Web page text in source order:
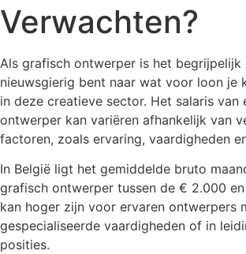
Verwachten?
Als grafisch ontwerper is het begrijpelijk
nieuwsgierig bent naar wat voor loon je
in deze creatieve sector. Het salaris van
ontwerper kan variëren afhankelijk van
factoren, zoals ervaring, vaardigheden
In België ligt het gemiddelde bruto
grafisch ontwerper tussen de € 2.000
kan hoger zijn voor ervaren ontwerpers
gespecialiseerde vaardigheden of in
posities.